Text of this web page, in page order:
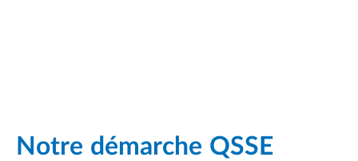
Notre démarche QSSE